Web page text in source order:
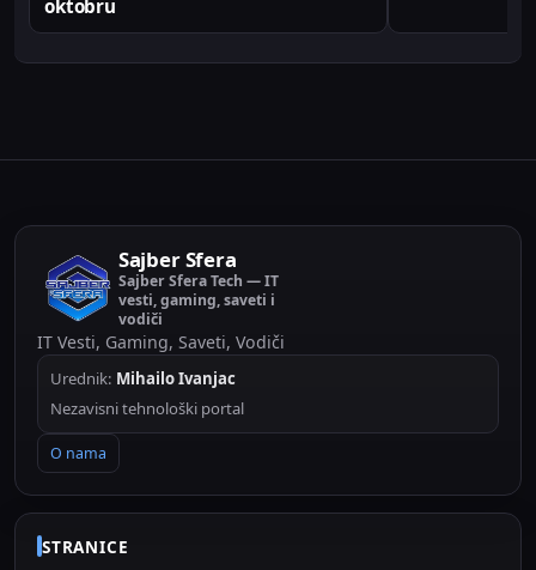
oktobru
Sajber Sfera
Sajber Sfera Tech — IT
vesti, gaming, saveti i
vodiči
IT Vesti, Gaming, Saveti, Vodiči
Urednik: Mihailo Ivanjac
Nezavisni tehnološki portal
O nama
STRANICE